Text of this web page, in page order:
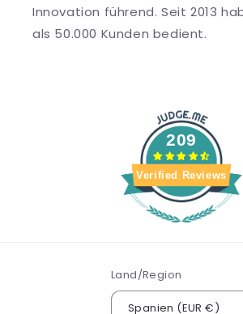
Innovation führend. Seit 2013
als 50.000 Kunden bedient.
209
Verified Reviews
Land/Region
Spanien (EUR €)